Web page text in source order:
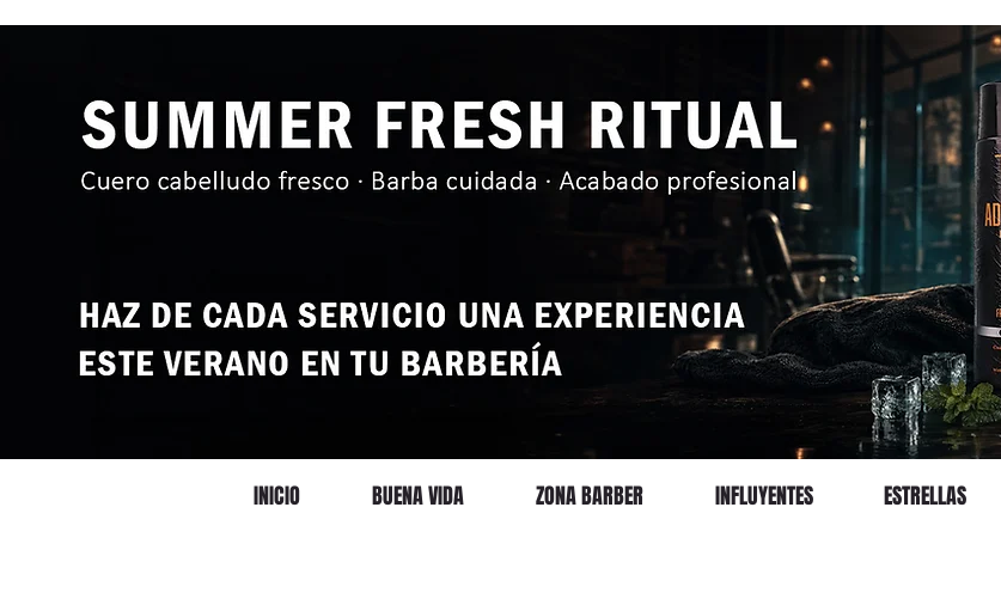
INICIO BUENA VIDA ZONA BARBER INFLUYENTES ESTRELLAS